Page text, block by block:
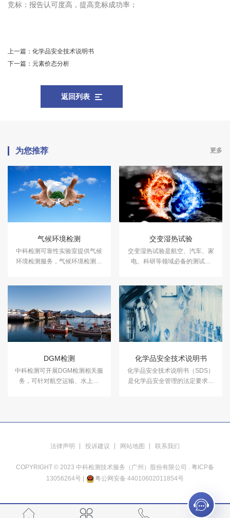
竞标：报告认可度高，提高竞标成功率；
上一篇： 化学品安全技术说明书
下一篇： 元素价态分析
返回列表
为您推荐 更多
气候环境检测
中科检测可靠性实验室提供气候
环境检测服务，气候环境检测设
交变湿热试验
交变湿热试验是航空、汽车、家
电、科研等领域必备的测试项
温、交变湿热度或恒定试验的温
度环境变化后的参数及性能。
DGM检测
中科检测可开展DGM检测相关服
务，可针对航空运输、水上运
化学品安全技术说明书
化学品安全技术说明书（SDS）
是化学品安全管理的法定要求之
息。
法律声明 投诉建议 网站地图 联系我们
COPYRIGHT © 2023 中科检测技术服务（广州）股份有限公司 . 粤ICP备
13056264号 | 粤公网安备 44010602011854号